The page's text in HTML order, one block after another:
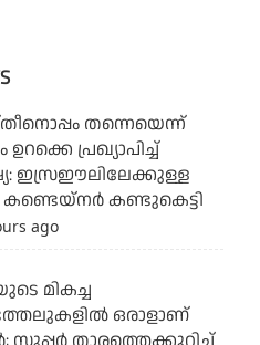
തന്നെയെന്ന്
ഉറക്കെ പ്രഖ്യാപിച്ച്
ഇസ്രഈലിലേക്കുള്ള
കണ്ടുകെട്ടി
ago
മികച്ച
ഒരാളാണ്